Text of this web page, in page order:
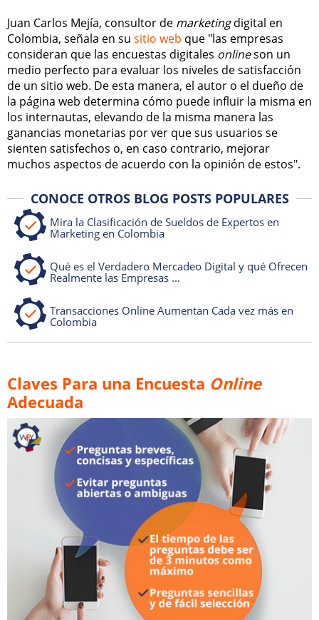
Juan Carlos Mejía, consultor de marketingdigital en
Colombia, señala en su sitio web que "las empresas
consideran que las encuestas digitales onlineson un
medio perfecto para evaluar los niveles de satisfacción
de un sitio web. De esta manera, el autor o el dueño de
la página web determina cómo puede influir la misma en
los internautas, elevando de la misma manera las
ganancias monetarias por ver que sus usuarios se
sienten satisfechos o, en caso contrario, mejorar
muchos aspectos de acuerdo con la opinión de estos".
CONOCE OTROS BLOG POSTS POPULARES
Mira la Clasificación de Sueldos de Expertos en
Marketing en Colombia
Qué es el Verdadero Mercadeo Digital y qué Ofrecen
Realmente las Empresas ...
Transacciones Online Aumentan Cada vez más en
Colombia
Claves Para una Encuesta Online
Adecuada